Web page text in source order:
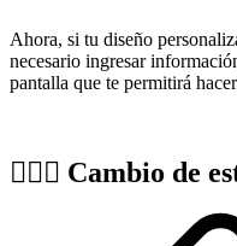
Ahora, si tu diseño
necesario ingresar
pantalla que te permitirá
🏌🏼‍♀️ Cambio de